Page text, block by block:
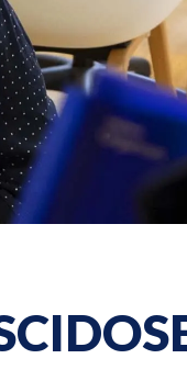
un événement
Pour les écoles
Legs & Assurance-vie
Lancer une collecte
Devenir partenaire